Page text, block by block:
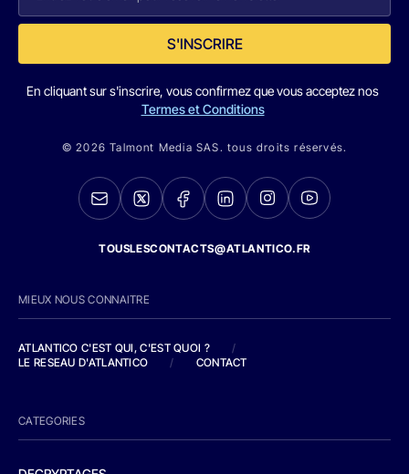
S'INSCRIRE
En cliquant sur s'inscrire, vous confirmez que vous acceptez nos
Termes et Conditions
© 2026 Talmont Media SAS. tous droits réservés.
TOUSLESCONTACTS@ATLANTICO.FR
MIEUX NOUS CONNAITRE
ATLANTICO C'EST QUI, C'EST QUOI ?
/
LE RESEAU D'ATLANTICO
/ CONTACT
CATEGORIES